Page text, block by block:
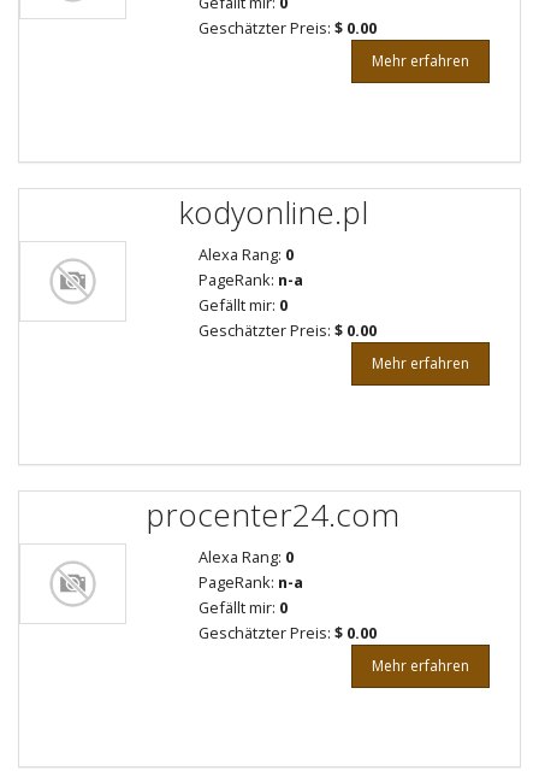
Geschätzter Preis: $ 0.00
Mehr erfahren
kodyonline.pl
Alexa Rang: 0
PageRank: n-a
Gefällt mir: 0
Geschätzter Preis: $ 0.00
Mehr erfahren
procenter24.com
Alexa Rang: 0
PageRank: n-a
Gefällt mir: 0
Geschätzter Preis: $ 0.00
Mehr erfahren